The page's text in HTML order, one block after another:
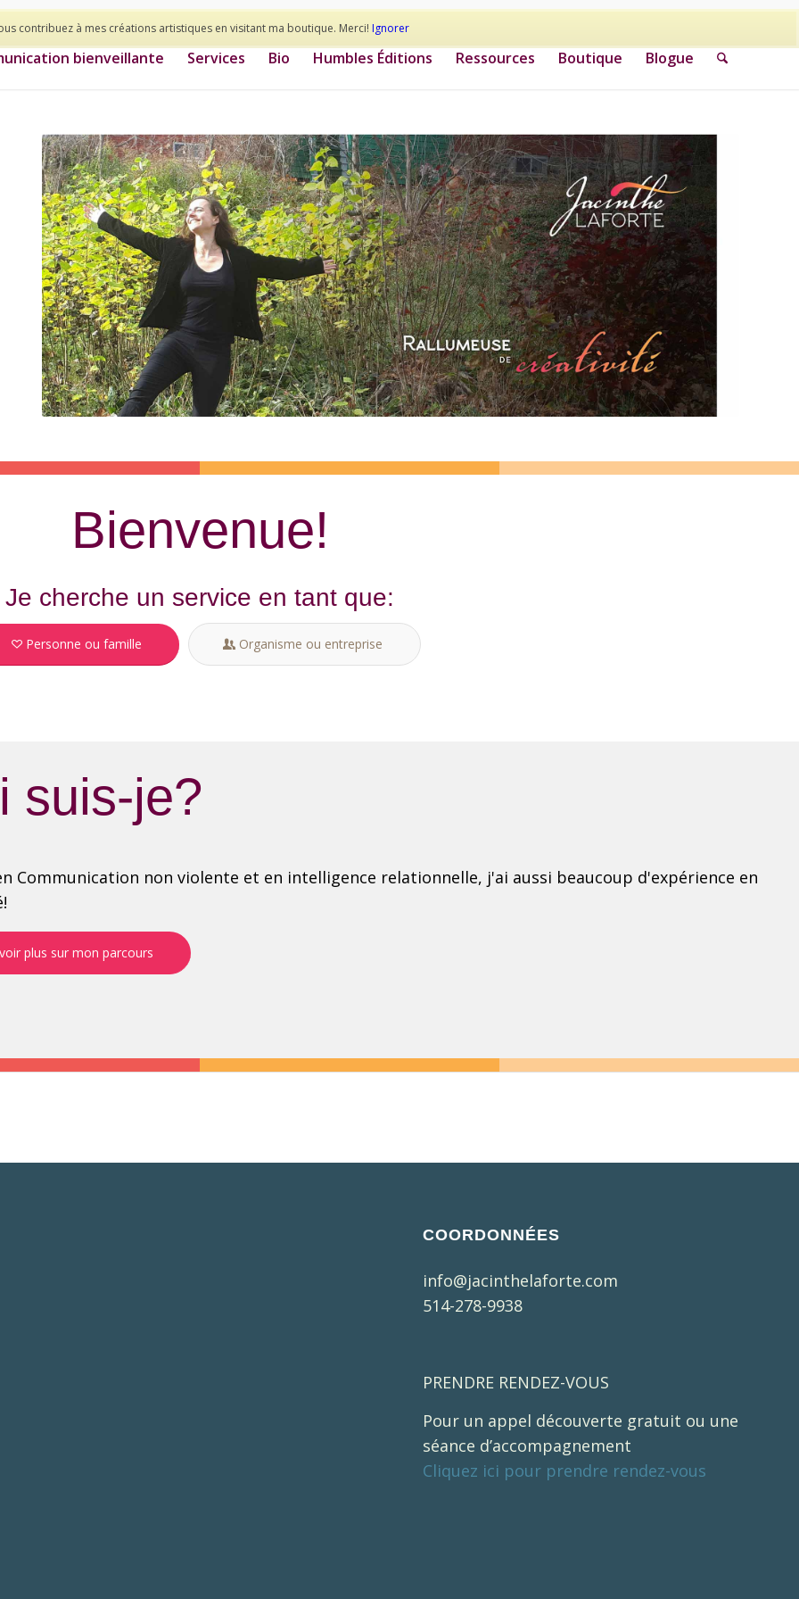
contribuez à mes créations artistiques en visitant ma boutique. Merci! Ignorer
bienveillante Services Bio Humbles Éditions Ressources Boutique Blogue
Bienvenue!
Je cherche un service en tant que:
Personne ou famille Organisme ou entreprise
suis-je?
Communication non violente et en intelligence relationnelle, j'ai aussi beaucoup d'expérience en
plus sur mon parcours
COORDONNÉES
info@jacinthelaforte.com
514-278-9938
PRENDRE RENDEZ-VOUS
Pour un appel découverte gratuit ou une
séance d’accompagnement
Cliquez ici pour prendre rendez-vous